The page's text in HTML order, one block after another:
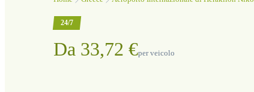
24/7
Da 33,72 €per veicolo